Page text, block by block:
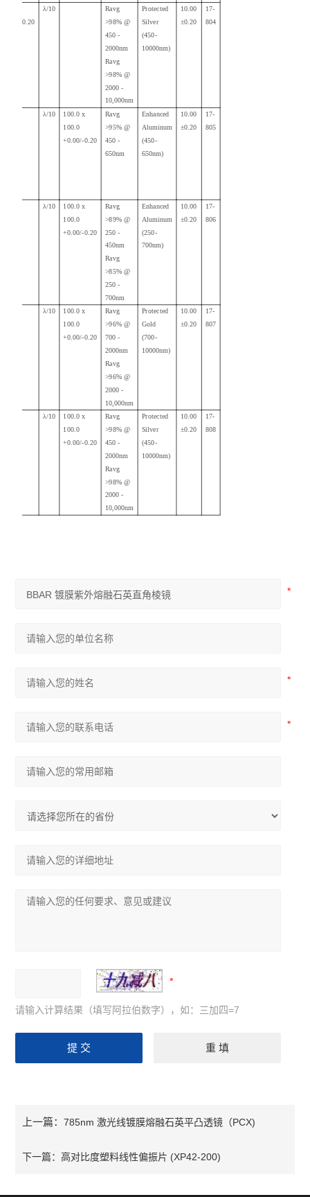
+0.00/-0.20
λ/10 Ravg
>98% @
450 -
2000nm
Ravg
>98% @
2000 -
10,000nm
Protected
Silver
(450-
10000nm)
10.00
±0.20
17-
804
λ/10
100.0 x
100.0
+0.00/-0.20
Ravg
>95% @
450 -
650nm
Enhanced
Aluminum
(450-
650nm)
10.00
±0.20
17-
805
λ/10 100.0 x
100.0
+0.00/-0.20
Ravg
>89% @
250 -
450nm
Ravg
>85% @
250 -
700nm
Enhanced
Aluminum
(250-
700nm)
10.00
±0.20
17-
806
λ/10
100.0 x
100.0
+0.00/-0.20
Ravg
>96% @
700 -
2000nm
Ravg
>96% @
2000 -
10,000nm
Protected
Gold
(700-
10000nm)
10.00
±0.20
17-
807
λ/10 100.0 x
100.0
+0.00/-0.20
Ravg
>98% @
450 -
2000nm
Ravg
>98% @
2000 -
10,000nm
Protected
Silver
(450-
10000nm)
10.00
±0.20
17-
808
请输入计算结果（填写阿拉伯数字），如：三加四=7
上一篇：785nm 激光线镀膜熔融石英平凸透镜（PCX)
下一篇：高对比度塑料线性偏振片 (XP42-200)